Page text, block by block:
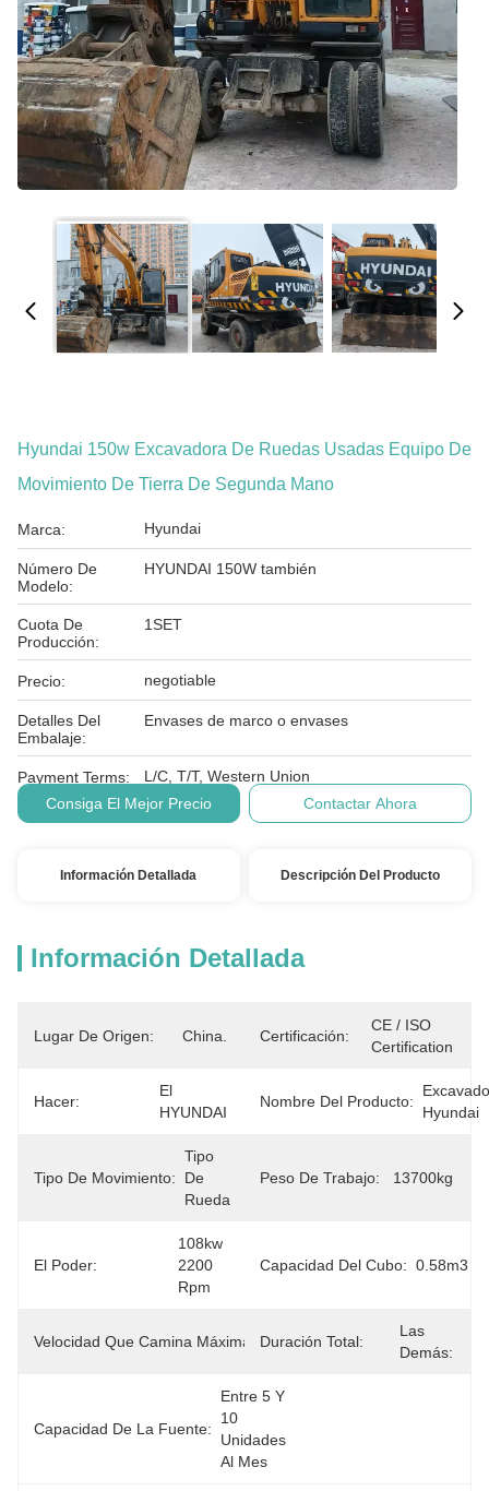
Hyundai 150w Excavadora De Ruedas Usadas Equipo De
Movimiento De Tierra De Segunda Mano
Marca: Hyundai
Número De
Modelo:
HYUNDAI 150W también
Cuota De
Producción:
1SET
Precio: negotiable
Detalles Del
Embalaje:
Envases de marco o envases
Payment Terms:
L/C, T/T, Western Union
Consiga El Mejor Precio
Contactar Ahora
Información Detallada Descripción Del Producto
Información Detallada
Lugar De Origen: China. Certificación:
CE / ISO
Certification
Hacer:
El
HYUNDAI
Nombre Del Producto:
Hyundai
Tipo De Movimiento:
Tipo
De
Rueda
Peso De Trabajo: 13700kg
El Poder:
108kw
2200
Rpm
Capacidad Del Cubo: 0.58m3
Velocidad Que Camina Máxima:
37Km/h
Duración Total:
Las
Demás:
Capacidad De La Fuente:
Entre 5 Y
10
Unidades
Al Mes